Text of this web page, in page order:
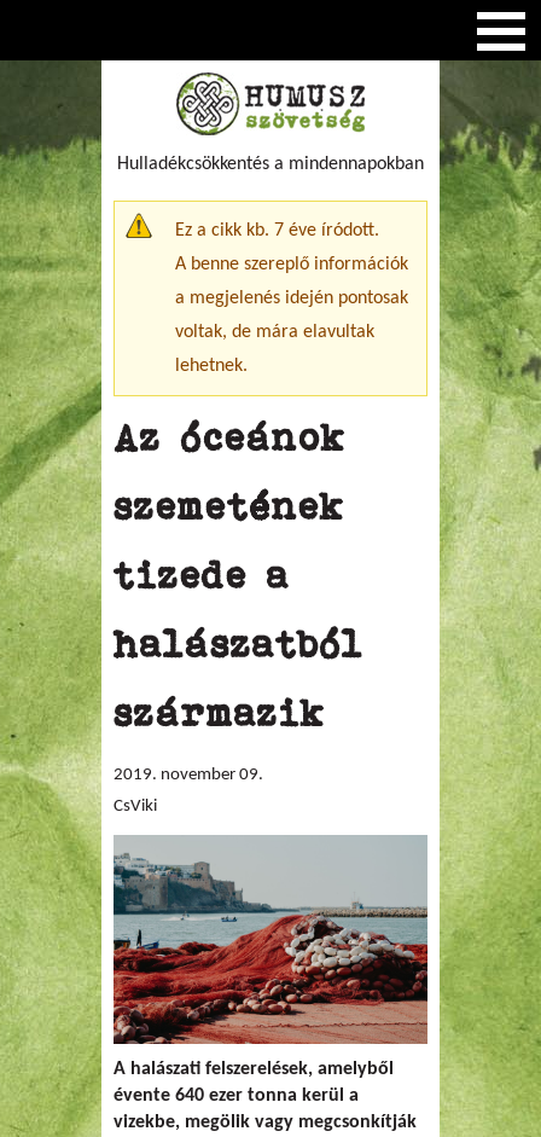
Hulladékcsökkentés a mindennapokban
Figyelmeztető üzenet
Ez a cikk kb. 7 éve íródott.
A benne szereplő információk
a megjelenés idején pontosak
voltak, de mára elavultak
lehetnek.
Az óceánok
szemetének
tizede a
halászatból
származik
2019. november 09.
CsViki
A halászati felszerelések, amelyből
évente 640 ezer tonna kerül a
vizekbe, megölik vagy megcsonkítják